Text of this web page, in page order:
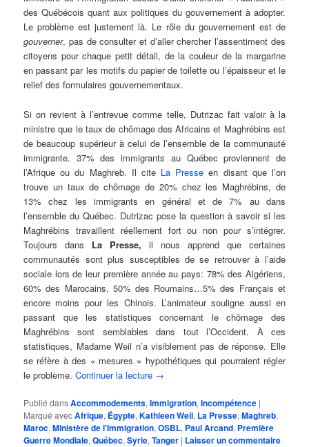
des Québécois quant aux politiques du gouvernement à adopter.
Le problème est justement là. Le rôle du gouvernement est de
gouverner, pas de consulter et d’aller chercher l’assentiment des
citoyens pour chaque petit détail, de la couleur de la margarine
en passant par les motifs du papier de toilette ou l’épaisseur et le
relief des formulaires gouvernementaux.
Si on revient à l’entrevue comme telle, Dutrizac fait valoir à la
ministre que le taux de chômage des Africains et Maghrébins est
de beaucoup supérieur à celui de l’ensemble de la communauté
immigrante. 37% des immigrants au Québec proviennent de
l’Afrique ou du Maghreb. Il cite La Presse en disant que l’on
trouve un taux de chômage de 20% chez les Maghrébins, de
13% chez les immigrants en général et de 7% au dans
l’ensemble du Québec. Dutrizac pose la question à savoir si les
Maghrébins travaillent réellement fort ou non pour s’intégrer.
Toujours dans La Presse, il nous apprend que certaines
communautés sont plus susceptibles de se retrouver à l’aide
sociale lors de leur première année au pays: 78% des Algériens,
60% des Marocains, 50% des Roumains…5% des Français et
encore moins pour les Chinois. L’animateur souligne aussi en
passant que les statistiques concernant le chômage des
Maghrébins sont semblables dans tout l’Occident. À ces
statistiques, Madame Weil n’a visiblement pas de réponse. Elle
se réfère à des « mesures » hypothétiques qui pourraient régler
le problème.Continuer la lecture →
Publié dansAccommodements,Immigration,Incompétence |
Marqué avecAfrique, Égypte,Kathleen Weil, La Presse,Maghreb,
Maroc,Ministère de l'Immigration,OSBL, Paul Arcand, Première
Guerre Mondiale,Québec,Syrie,Tanger | Laisser un commentaire